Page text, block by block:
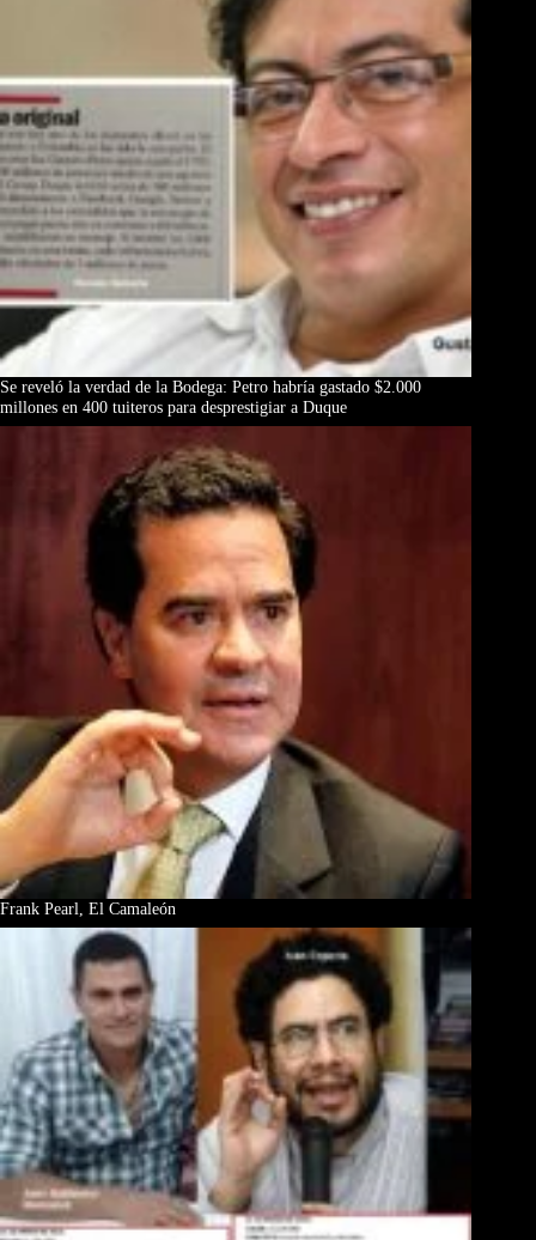
Se reveló la verdad de la Bodega: Petro habría gastado $2.000
millones en 400 tuiteros para desprestigiar a Duque
Frank Pearl, El Camaleón